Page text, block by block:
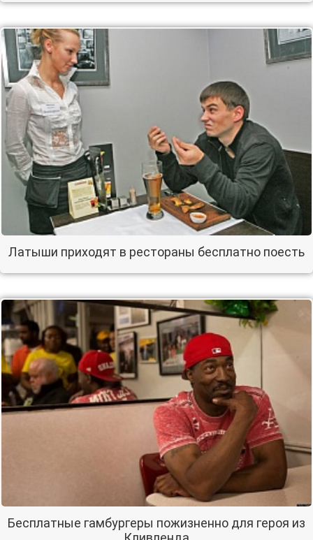
Латыши приходят в рестораны бесплатно поесть
Бесплатные гамбургеры пожизненно для героя из